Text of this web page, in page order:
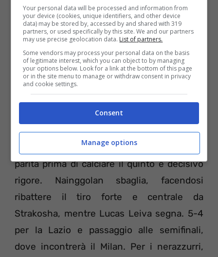
Sul dischetto si presenta Icardi, mentre
Spalletti sembra pregare e non guarda. Per
fortuna, il bomber argentino non sbaglia,
anche se Strakosha intuisce la direzione e
tocca leggermente la palla. Abisso fischia
subito la fine e si va alla lotteria finale. Dopo
gli errori di Lautaro Martinez per l’Inter e
Durmisi per la Lazio, le due squadre sono in
parità prima di calciare il quinto e decisivo
rigore. Nainggolan sbaglia, facendosi
ribattere il tiro forte e centrale da
Strakosha, mentre Lucas Leiva segna. 5-4
per la Lazio e passaggio alle semifinali,
dove incontrerà il Milan. Per i nerazzurri,
Your personal data will be processed and information from
your device (cookies, unique identifiers, and other device
data) may be stored by, accessed by and shared with 319
partners, or used specifically by this site. We and our partners
may use precise geolocation data. List of partners.
Some vendors may process your personal data on the basis
of legitimate interest, which you can object to by managing
your options below. Look for a link at the bottom of this page
or in the site menu to manage or withdraw consent in privacy
and cookie settings.
Consent
Manage options